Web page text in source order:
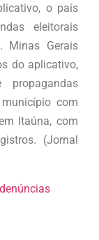
o país
eleitorais
Minas Gerais
do aplicativo,
com
Itaúna, com
(Jornal